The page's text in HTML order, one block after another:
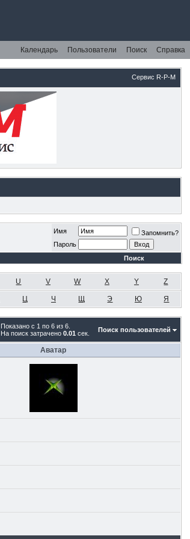
Календарь Пользователи Поиск Справка
Сервис R-P-M
Имя
Запомнить?
Пароль
Поиск
U V W X Y Z
Ц Ч Щ Э Ю Я
Показано с 1 по 6 из 6.
На поиск затрачено0.01 сек. Поиск пользователей
Аватар